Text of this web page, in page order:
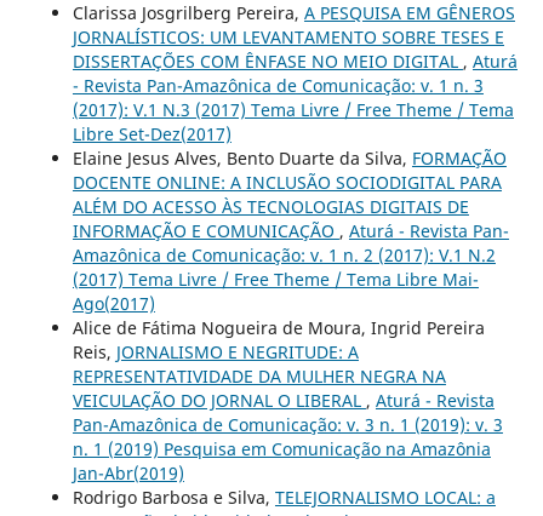
Clarissa Josgrilberg Pereira, A PESQUISA EM GÊNEROS
JORNALÍSTICOS: UM LEVANTAMENTO SOBRE TESES E
DISSERTAÇÕES COM ÊNFASE NO MEIO DIGITAL , Aturá
- Revista Pan-Amazônica de Comunicação: v. 1 n. 3
(2017): V.1 N.3 (2017) Tema Livre / Free Theme / Tema
Libre Set-Dez(2017)
Elaine Jesus Alves, Bento Duarte da Silva, FORMAÇÃO
DOCENTE ONLINE: A INCLUSÃO SOCIODIGITAL PARA
ALÉM DO ACESSO ÀS TECNOLOGIAS DIGITAIS DE
INFORMAÇÃO E COMUNICAÇÃO , Aturá - Revista Pan-
Amazônica de Comunicação: v. 1 n. 2 (2017): V.1 N.2
(2017) Tema Livre / Free Theme / Tema Libre Mai-
Ago(2017)
Alice de Fátima Nogueira de Moura, Ingrid Pereira
Reis, JORNALISMO E NEGRITUDE: A
REPRESENTATIVIDADE DA MULHER NEGRA NA
VEICULAÇÃO DO JORNAL O LIBERAL , Aturá - Revista
Pan-Amazônica de Comunicação: v. 3 n. 1 (2019): v. 3
n. 1 (2019) Pesquisa em Comunicação na Amazônia
Jan-Abr(2019)
Rodrigo Barbosa e Silva, TELEJORNALISMO LOCAL: a